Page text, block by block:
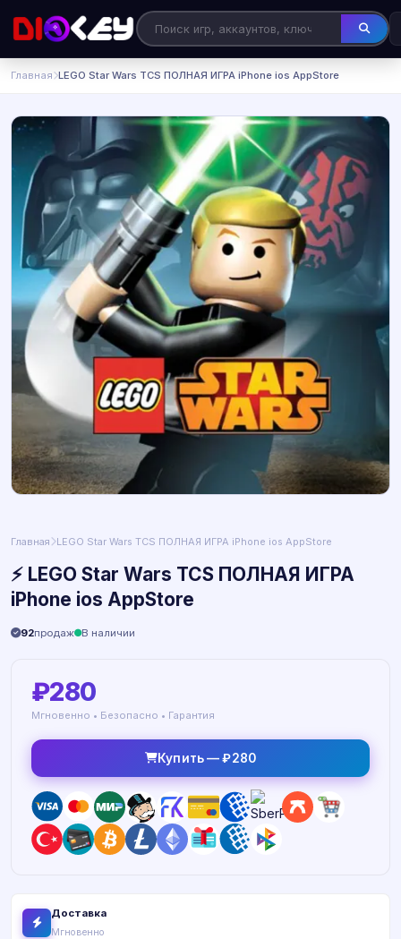
Главная LEGO Star Wars TCS ПОЛНАЯ ИГРА iPhone ios AppStore
Главная LEGO Star Wars TCS ПОЛНАЯ ИГРА iPhone ios AppStore
⚡ LEGO Star Wars TCS ПОЛНАЯ ИГРА
iPhone ios AppStore
92продаж В наличии
₽280
Мгновенно • Безопасно • Гарантия
Купить — ₽280
Доставка
Мгновенно